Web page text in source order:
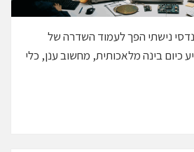
נישתי הפך לעמוד השדרה של
כיום בינה מלאכותית, מחשוב ענן, כלי